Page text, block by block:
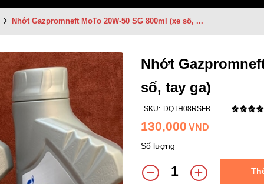
Nhớt Gazpromneft MoTo 20W-50 SG 800ml (xe số, ...
Nhớt
số, tay ga)
SKU: DQTH08RSFB
130,000 VND
Số lượng